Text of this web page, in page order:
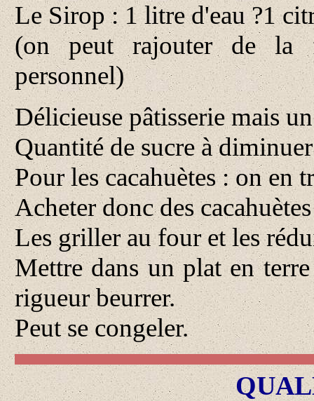
Le Sirop : 1 litre d'eau ?1
(on peut rajouter de la
personnel)
Délicieuse pâtisserie mais
Quantité de sucre à
Pour les cacahuètes : on en
Acheter donc des
Les griller au four et les
Mettre dans un plat en
rigueur beurrer.
Peut se congeler.